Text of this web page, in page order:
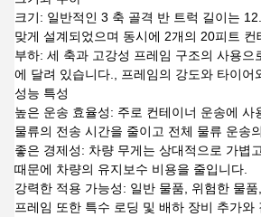
크기: 일반적인 3 축 골격 반 트럭 길이는
맞게 설계되었으며 동시에 2개의 20피트
부하: 세 축과 고강성 프레임 구조의 사용
에 달려 있습니다., 프레임의 강도와 타이어
성능 특성
높은 운송 효율성: 주로 컨테이너 운송에
물류의 전송 시간을 줄이고 전체 물류 운송
좋은 경제성: 차량 무게는 상대적으로 가볍
때문에 차량의 유지보수 비용을 줄입니다.
강력한 적용 가능성: 일반 물품, 위험한 물
프레임 또한 특수 로딩 및 배하 장비 추가